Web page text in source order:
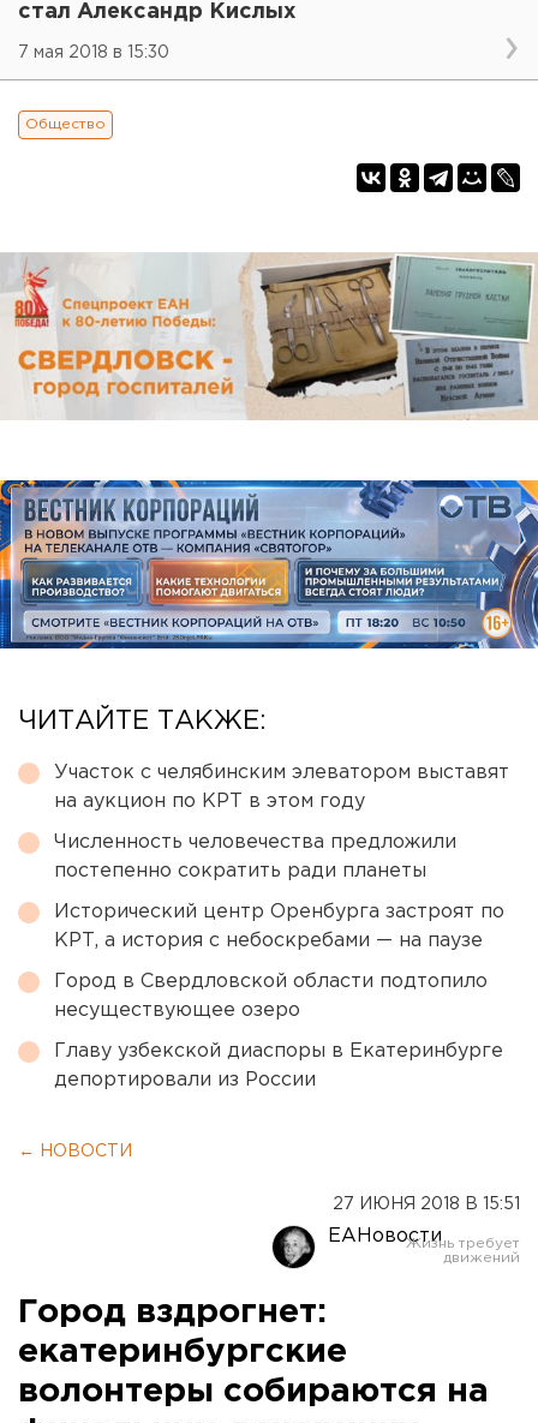
стал Александр Кислых
7 мая 2018 в 15:30
Общество
ЧИТАЙТЕ ТАКЖЕ:
Участок с челябинским элеватором выставят
на аукцион по КРТ в этом году
Численность человечества предложили
постепенно сократить ради планеты
Исторический центр Оренбурга застроят по
КРТ, а история с небоскребами — на паузе
Город в Свердловской области подтопило
несуществующее озеро
Главу узбекской диаспоры в Екатеринбурге
депортировали из России
← НОВОСТИ
27 ИЮНЯ 2018 В 15:51
ЕАНовости
Город вздрогнет:
екатеринбургские
волонтеры собираются на